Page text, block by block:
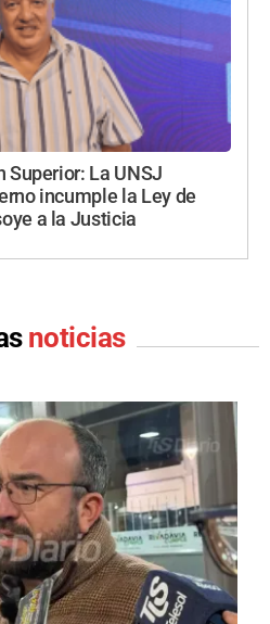
Superior: La UNSJ
incumple la Ley de
a la Justicia
noticias